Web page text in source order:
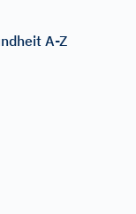
A-Z